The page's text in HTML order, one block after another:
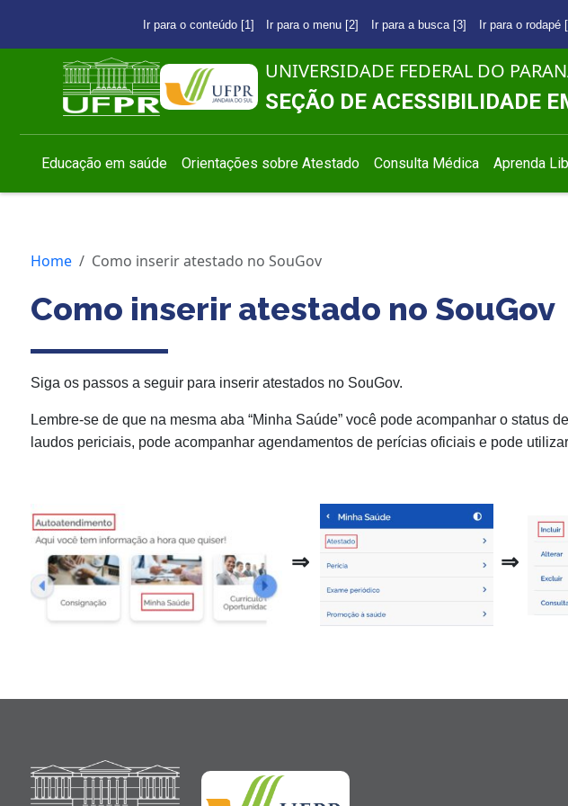
Ir para o conteúdo [1] Ir para o menu [2] Ir para a busca [3] Ir para o rodapé
UNIVERSIDADE FEDERAL DO
SEÇÃO DE ACESSIBILIDADE
Educação em saúde Orientações sobre Atestado Consulta Médica Aprenda
Home Como inserir atestado no SouGov
Como inserir atestado no SouGov
Siga os passos a seguir para inserir atestados no SouGov.
Lembre-se de que na mesma aba “Minha Saúde” você pode acompanhar o status
laudos periciais, pode acompanhar agendamentos de perícias oficiais e pode
⇒ ⇒